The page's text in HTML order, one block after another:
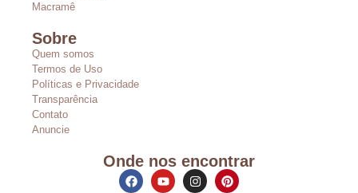
Macramê
Sobre
Quem somos
Termos de Uso
Políticas e Privacidade
Transparência
Contato
Anuncie
Onde nos encontrar